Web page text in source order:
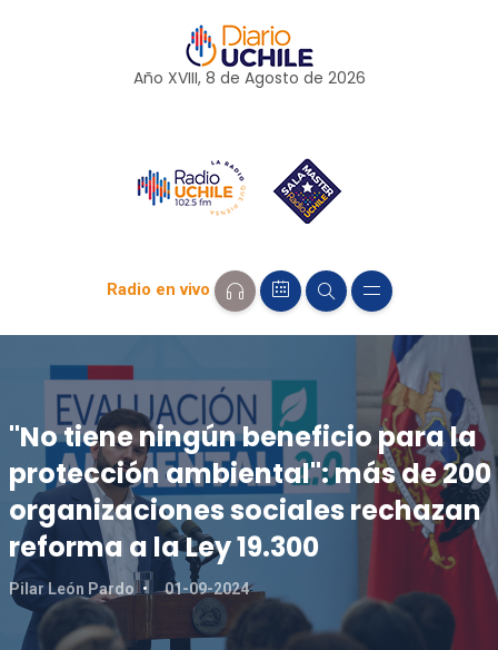
Año XVIII, 8 de Agosto de 2026
Radio en vivo
"No tiene ningún beneficio para la
protección ambiental": más de 200
organizaciones sociales rechazan
reforma a la Ley 19.300
Pilar León Pardo 01-09-2024